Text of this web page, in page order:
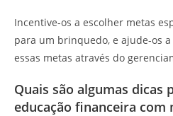
Incentive-os a escolher metas
para um brinquedo, e ajude-os
essas metas através do
Quais são algumas dicas
educação financeira com